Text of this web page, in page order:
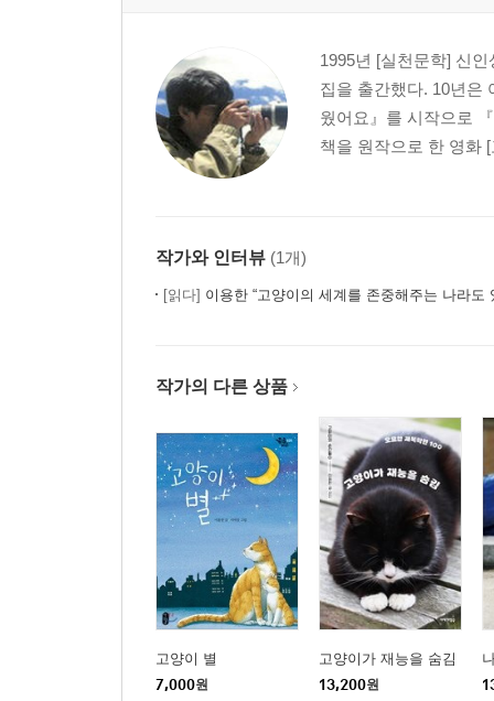
1995년 [실천문학] 신
집을 출간했다. 10년은
웠어요』를 시작으로
책을 원작으로 한 영화
작가와 인터뷰 (1개)
[읽다] 이용한 “고양이의 세계를 존중해주는 나라도
작가의 다른 상품
고양이 별
7,000원
고양이가 재능을 숨김
13,200원